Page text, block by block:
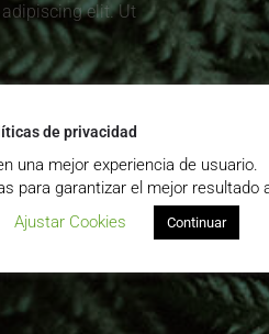
elit. Ut
de privacidad
una mejor experiencia de usuario.
para garantizar el mejor resultado
Ajustar Cookies Continuar